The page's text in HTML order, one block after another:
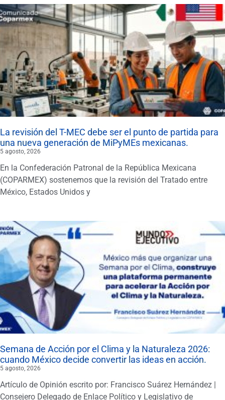
La revisión del T-MEC debe ser el punto de partida para
una nueva generación de MiPyMEs mexicanas.
5 agosto, 2026
En la Confederación Patronal de la República Mexicana
(COPARMEX) sostenemos que la revisión del Tratado entre
México, Estados Unidos y
Semana de Acción por el Clima y la Naturaleza 2026:
cuando México decide convertir las ideas en acción.
5 agosto, 2026
Artículo de Opinión escrito por: Francisco Suárez Hernández |
Consejero Delegado de Enlace Político y Legislativo de